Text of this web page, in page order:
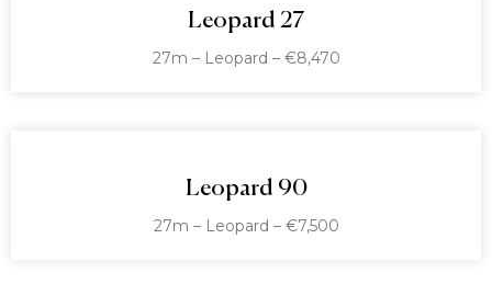
Leopard 27
27m – Leopard – €8,470
Leopard 90
27m – Leopard – €7,500